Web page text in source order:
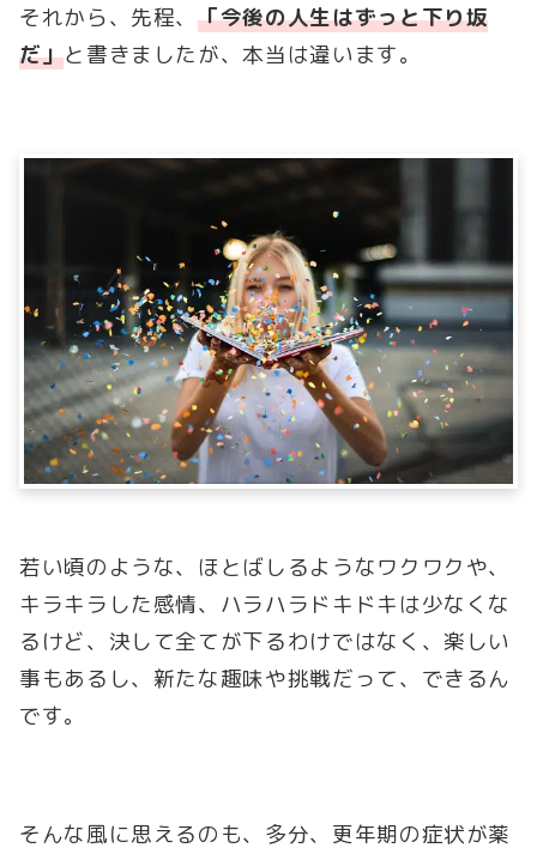
それから、先程、「今後の人生はずっと下り坂
だ」と書きましたが、本当は違います。
若い頃のような、ほとばしるようなワクワクや、
キラキラした感情、ハラハラドキドキは少なくな
るけど、決して全てが下るわけではなく、楽しい
事もあるし、新たな趣味や挑戦だって、できるん
です。
そんな風に思えるのも、多分、更年期の症状が薬